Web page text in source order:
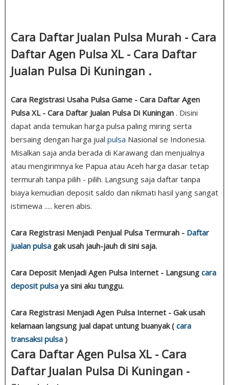
Cara Daftar Jualan Pulsa Murah - Cara
Daftar Agen Pulsa XL - Cara Daftar
Jualan Pulsa Di Kuningan .
Cara Registrasi Usaha Pulsa Game - Cara Daftar Agen
Pulsa XL - Cara Daftar Jualan Pulsa Di Kuningan . Disini
dapat anda temukan harga pulsa paling miring serta
bersaing dengan harga jual pulsa Nasional se Indonesia.
Misalkan saja anda berada di Karawang dan menjualnya
atau mengirimnya ke Papua atau Aceh harga dasar tetap
termurah tanpa pilih - pilih. Langsung saja daftar tanpa
biaya kemudian deposit saldo dan nikmati hasil yang sangat
istimewa ..... keren abis.
Cara Registrasi Menjadi Penjual Pulsa Termurah - Daftar
jualan pulsa gak usah jauh-jauh di sini saja.
Cara Deposit Menjadi Agen Pulsa Internet - Langsung cara
deposit pulsa ya sini aku tunggu.
Cara Registrasi Menjadi Agen Pulsa Internet - Gak usah
kelamaan langsung jual dapat untung buanyak ( cara
transaksi pulsa )
Cara Daftar Agen Pulsa XL - Cara
Daftar Jualan Pulsa Di Kuningan -